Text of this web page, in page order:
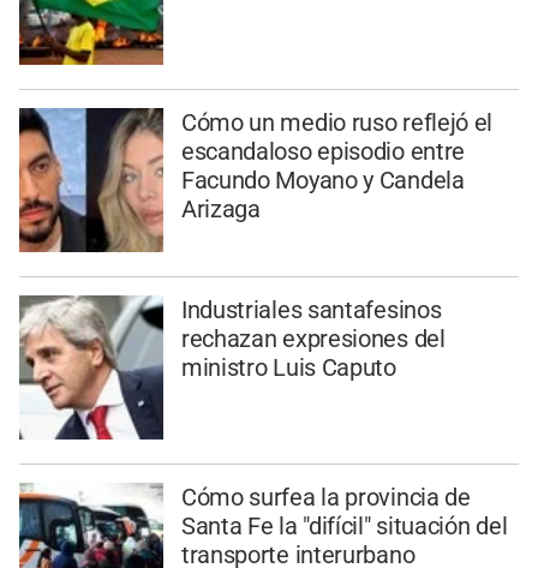
Cómo un medio ruso reflejó el
escandaloso episodio entre
Facundo Moyano y Candela
Arizaga
Industriales santafesinos
rechazan expresiones del
ministro Luis Caputo
Cómo surfea la provincia de
Santa Fe la "difícil" situación del
transporte interurbano